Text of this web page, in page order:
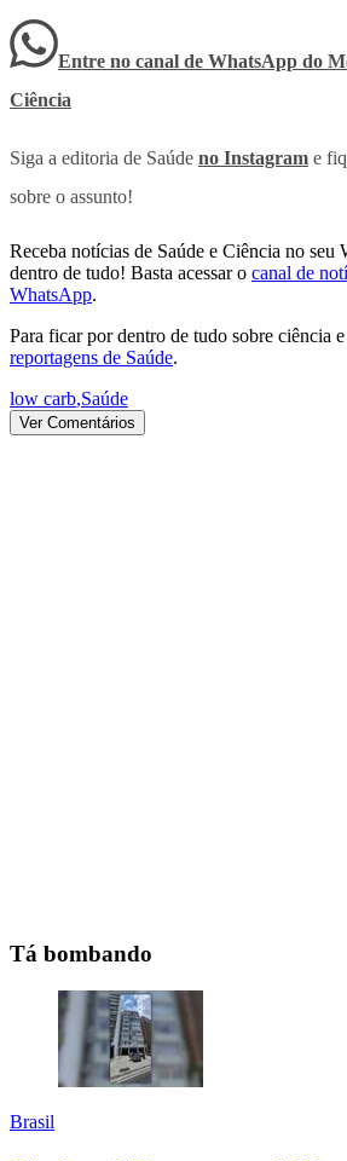
Entre no canal de WhatsApp do
Ciência
Siga a editoria de Saúde no Instagram e
sobre o assunto!
Receba notícias de Saúde e Ciência no
dentro de tudo! Basta acessar o canal de
WhatsApp.
Para ficar por dentro de tudo sobre ciência
reportagens de Saúde.
low carb,Saúde
Ver Comentários
Tá bombando
Brasil